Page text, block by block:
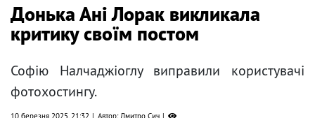
Донька Ані Лорак викликала
критику своїм постом
Софію Налчаджіоглу виправили користувачі
фотохостингу.